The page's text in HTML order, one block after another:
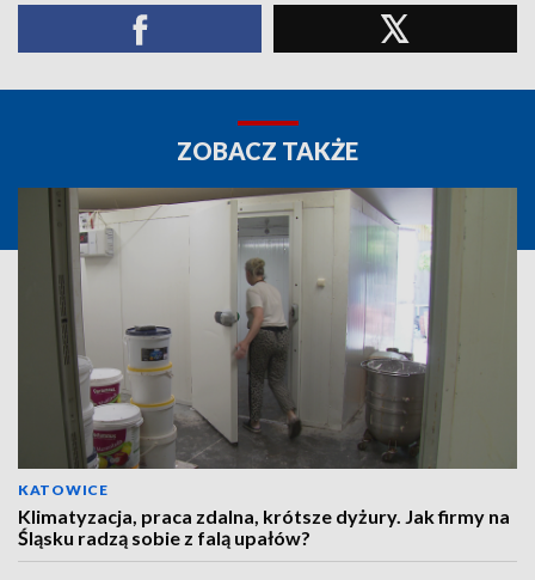
ZOBACZ TAKŻE
KATOWICE
Klimatyzacja, praca zdalna, krótsze dyżury. Jak firmy na
Śląsku radzą sobie z falą upałów?